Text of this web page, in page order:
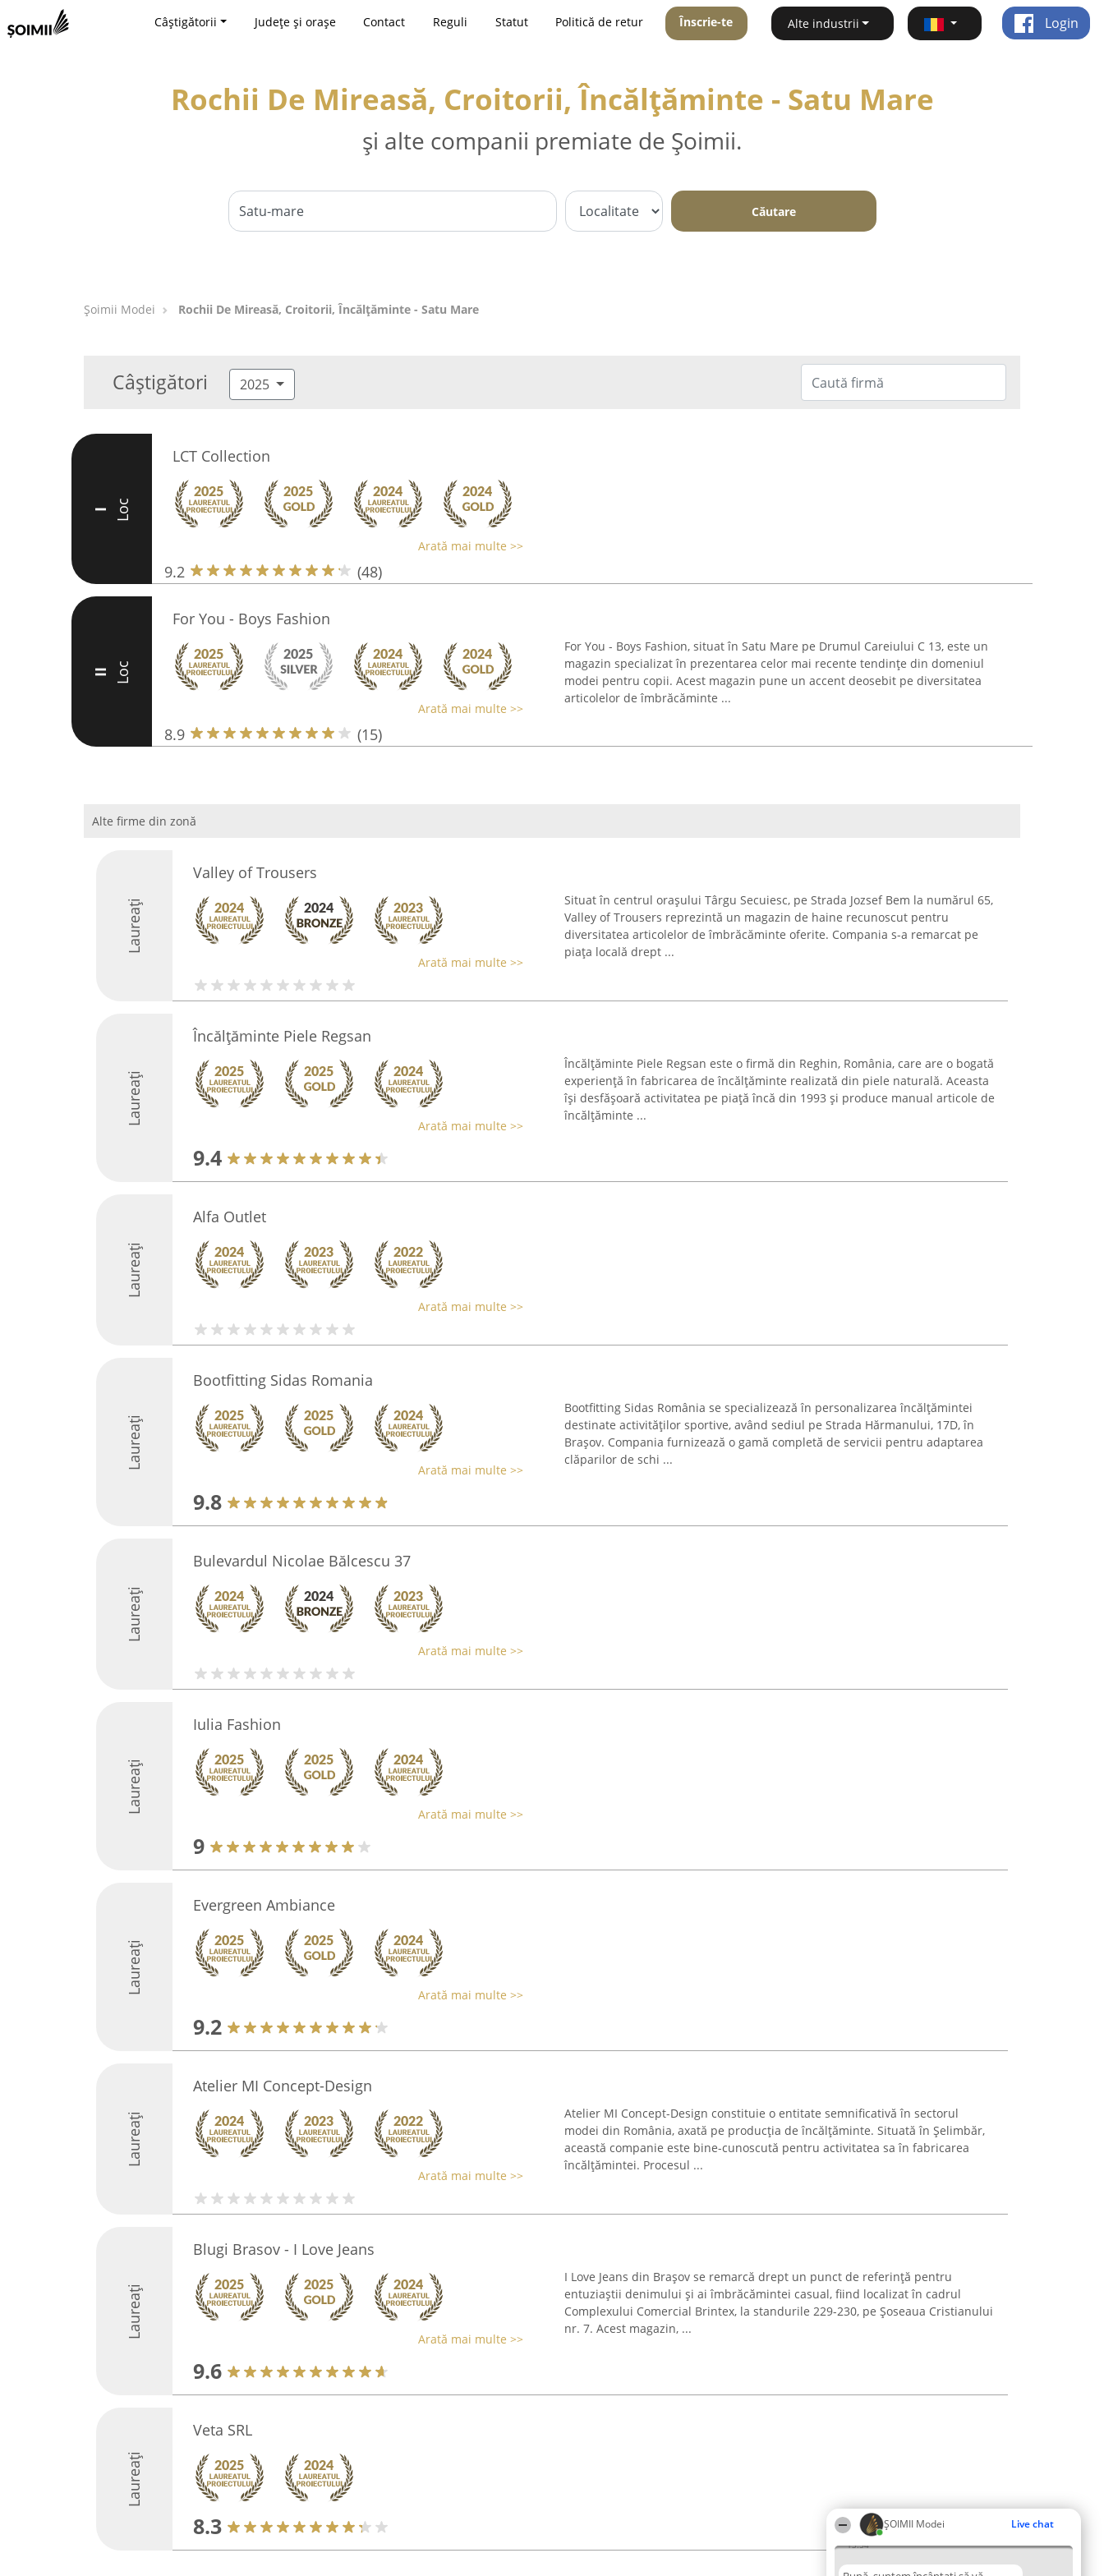
ȘOIMII Modei Live chat
13:54
Câștigătorii Județe și orașe Contact Reguli Statut Politică de retur Înscrie-te Alte industrii Login
Rochii De Mireasă, Croitorii, Încălțăminte - Satu Mare
și alte companii premiate de Șoimii.
Căutare
Șoimii Modei Rochii De Mireasă, Croitorii, Încălțăminte - Satu Mare
Câștigători 2025
I Loc
LCT Collection
Arată mai multe >>
9.2 (48)
II Loc
For You - Boys Fashion
Arată mai multe >>
8.9 (15)
For You - Boys Fashion, situat în Satu Mare pe Drumul Careiului C 13, este un
magazin specializat în prezentarea celor mai recente tendințe din domeniul
modei pentru copii. Acest magazin pune un accent deosebit pe diversitatea
articolelor de îmbrăcăminte ...
Alte firme din zonă
Laureați
Valley of Trousers
Arată mai multe >>
Situat în centrul orașului Târgu Secuiesc, pe Strada Jozsef Bem la numărul 65,
Valley of Trousers reprezintă un magazin de haine recunoscut pentru
diversitatea articolelor de îmbrăcăminte oferite. Compania s-a remarcat pe
piața locală drept ...
Laureați
Încălțăminte Piele Regsan
Arată mai multe >>
9.4
Încălțăminte Piele Regsan este o firmă din Reghin, România, care are o bogată
experiență în fabricarea de încălțăminte realizată din piele naturală. Aceasta
își desfășoară activitatea pe piață încă din 1993 și produce manual articole de
încălțăminte ...
Laureați
Alfa Outlet
Arată mai multe >>
Laureați
Bootfitting Sidas Romania
Arată mai multe >>
9.8
Bootfitting Sidas România se specializează în personalizarea încălțămintei
destinate activităților sportive, având sediul pe Strada Hărmanului, 17D, în
Brașov. Compania furnizează o gamă completă de servicii pentru adaptarea
clăparilor de schi ...
Laureați
Bulevardul Nicolae Bălcescu 37
Arată mai multe >>
Laureați
Iulia Fashion
Arată mai multe >>
9
Laureați
Evergreen Ambiance
Arată mai multe >>
9.2
Laureați
Atelier MI Concept-Design
Arată mai multe >>
Atelier MI Concept-Design constituie o entitate semnificativă în sectorul
modei din România, axată pe producția de încălțăminte. Situată în Șelimbăr,
această companie este bine-cunoscută pentru activitatea sa în fabricarea
încălțămintei. Procesul ...
Laureați
Blugi Brasov - I Love Jeans
Arată mai multe >>
9.6
I Love Jeans din Brașov se remarcă drept un punct de referință pentru
entuziaștii denimului și ai îmbrăcămintei casual, fiind localizat în cadrul
Complexului Comercial Brintex, la standurile 229-230, pe Șoseaua Cristianului
nr. 7. Acest magazin, ...
Laureați
Veta SRL
8.3